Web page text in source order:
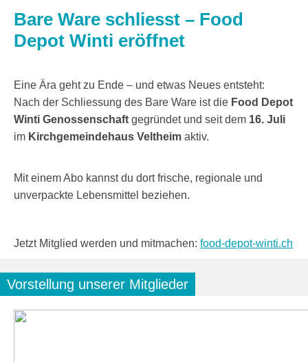
Bare Ware schliesst – Food
Depot Winti eröffnet
Eine Ära geht zu Ende – und etwas Neues entsteht:
Nach der Schliessung des Bare Ware ist die Food Depot
Winti Genossenschaft gegründet und seit dem 16. Juli
im Kirchgemeindehaus Veltheim aktiv.
Mit einem Abo kannst du dort frische, regionale und
unverpackte Lebensmittel beziehen.
Jetzt Mitglied werden und mitmachen: food-depot-winti.ch
Vorstellung unserer Mitglieder